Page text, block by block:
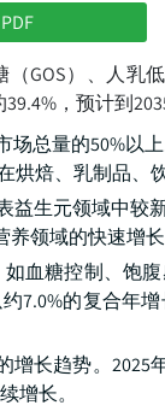
GOS）、人乳
，预计到
总量的50%以
焙、乳制品、
生元领域中较
领域的快速增长
血糖控制、饱
7.0%的复合年
长趋势。2025
增长。